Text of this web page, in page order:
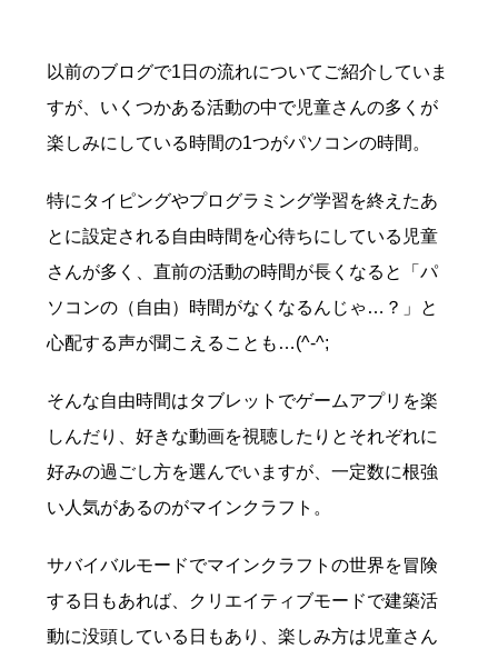
以前のブログで1日の流れについてご紹介していま
すが、いくつかある活動の中で児童さんの多くが
楽しみにしている時間の1つがパソコンの時間。
特にタイピングやプログラミング学習を終えたあ
とに設定される自由時間を心待ちにしている児童
さんが多く、直前の活動の時間が長くなると「パ
ソコンの（自由）時間がなくなるんじゃ…？」と
心配する声が聞こえることも…(^-^;
そんな自由時間はタブレットでゲームアプリを楽
しんだり、好きな動画を視聴したりとそれぞれに
好みの過ごし方を選んでいますが、一定数に根強
い人気があるのがマインクラフト。
サバイバルモードでマインクラフトの世界を冒険
する日もあれば、クリエイティブモードで建築活
動に没頭している日もあり、楽しみ方は児童さん